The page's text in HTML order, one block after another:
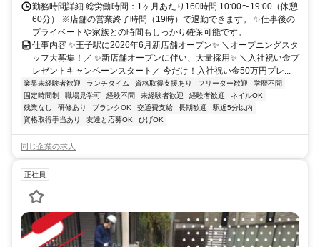
勤務時間詳細 総労働時間：1ヶ月あたり160時間 10:00〜19:00（休憩
60分） ※店舗の営業終了時間（19時）で退勤できます。 ✨仕事後の
プライベートや家族との時間もしっかり確保可能です。
仕事内容 ✨王子駅に2026年6月新店舗オープン✨ ＼オープニングスタ
ッフ大募集！／ ✨新店舗オープンに伴い、大量採用✨ ＼入社祝い金プ
レゼントキャンペーンスタート／ 今だけ！入社祝い金50万円プレ...
業界未経験者歓迎 ランチタイム 資格取得支援あり フリーター歓迎
学歴不問
固定時間制
職場見学可 経験不問 未経験者歓迎 経験者歓迎
ネイルOK
残業なし
研修あり ブランクOK 交通費支給 長期歓迎
駅近5分以内
資格取得手当あり
友達と応募OK ひげOK
同じ企業の求人
正社員